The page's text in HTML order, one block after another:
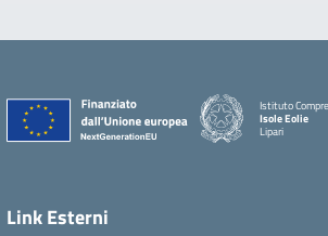
Istituto
Isole Eolie
Lipari
Link Esterni